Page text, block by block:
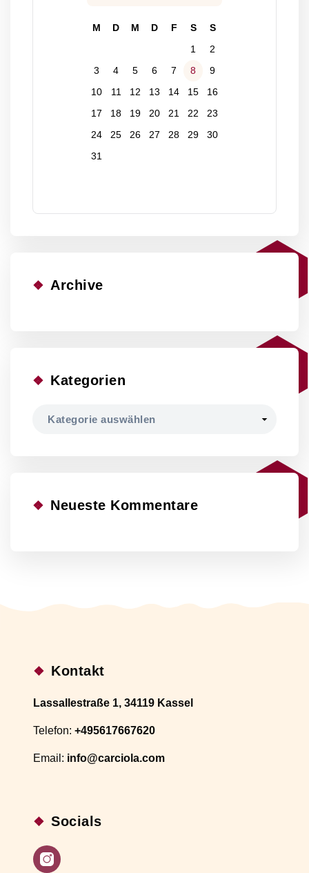
M D M D F S
S
1
2
3
4 5 6 7 8
9
10
11 12 13 14 15
16
17
18 19 20 21 22
23
24
25 26 27 28 29
30
31
Archive
Kategorien
Neueste Kommentare
Kontakt
Lassallestraße 1, 34119 Kassel
Telefon: +495617667620
Email: info@carciola.com
Socials
Instagram